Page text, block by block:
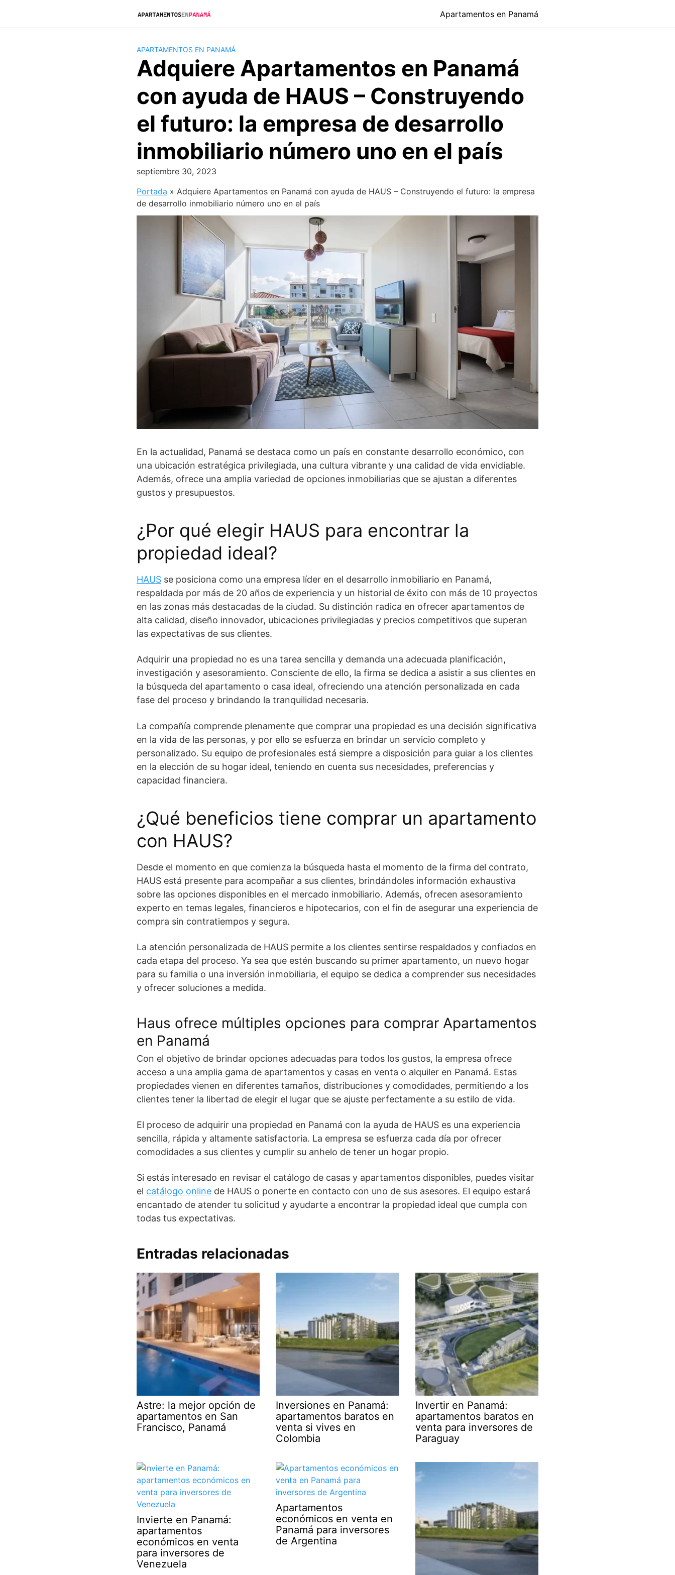
contenido
Apartamentos en Panamá
APARTAMENTOS EN PANAMÁ
Adquiere Apartamentos en Panamá
con ayuda de HAUS – Construyendo
el futuro: la empresa de desarrollo
inmobiliario número uno en el país
septiembre 30, 2023
Portada » Adquiere Apartamentos en Panamá con ayuda de HAUS – Construyendo el futuro: la empresa
de desarrollo inmobiliario número uno en el país
En la actualidad, Panamá se destaca como un país en constante desarrollo económico, con
una ubicación estratégica privilegiada, una cultura vibrante y una calidad de vida envidiable.
Además, ofrece una amplia variedad de opciones inmobiliarias que se ajustan a diferentes
gustos y presupuestos.
¿Por qué elegir HAUS para encontrar la
propiedad ideal?
HAUS se posiciona como una empresa líder en el desarrollo inmobiliario en Panamá,
respaldada por más de 20 años de experiencia y un historial de éxito con más de 10 proyectos
en las zonas más destacadas de la ciudad. Su distinción radica en ofrecer apartamentos de
alta calidad, diseño innovador, ubicaciones privilegiadas y precios competitivos que superan
las expectativas de sus clientes.
Adquirir una propiedad no es una tarea sencilla y demanda una adecuada planificación,
investigación y asesoramiento. Consciente de ello, la firma se dedica a asistir a sus clientes en
la búsqueda del apartamento o casa ideal, ofreciendo una atención personalizada en cada
fase del proceso y brindando la tranquilidad necesaria.
La compañía comprende plenamente que comprar una propiedad es una decisión significativa
en la vida de las personas, y por ello se esfuerza en brindar un servicio completo y
personalizado. Su equipo de profesionales está siempre a disposición para guiar a los clientes
en la elección de su hogar ideal, teniendo en cuenta sus necesidades, preferencias y
capacidad financiera.
¿Qué beneficios tiene comprar un apartamento
con HAUS?
Desde el momento en que comienza la búsqueda hasta el momento de la firma del contrato,
HAUS está presente para acompañar a sus clientes, brindándoles información exhaustiva
sobre las opciones disponibles en el mercado inmobiliario. Además, ofrecen asesoramiento
experto en temas legales, financieros e hipotecarios, con el fin de asegurar una experiencia de
compra sin contratiempos y segura.
La atención personalizada de HAUS permite a los clientes sentirse respaldados y confiados en
cada etapa del proceso. Ya sea que estén buscando su primer apartamento, un nuevo hogar
para su familia o una inversión inmobiliaria, el equipo se dedica a comprender sus necesidades
y ofrecer soluciones a medida.
Haus ofrece múltiples opciones para comprar Apartamentos
en Panamá
Con el objetivo de brindar opciones adecuadas para todos los gustos, la empresa ofrece
acceso a una amplia gama de apartamentos y casas en venta o alquiler en Panamá. Estas
propiedades vienen en diferentes tamaños, distribuciones y comodidades, permitiendo a los
clientes tener la libertad de elegir el lugar que se ajuste perfectamente a su estilo de vida.
El proceso de adquirir una propiedad en Panamá con la ayuda de HAUS es una experiencia
sencilla, rápida y altamente satisfactoria. La empresa se esfuerza cada día por ofrecer
comodidades a sus clientes y cumplir su anhelo de tener un hogar propio.
Si estás interesado en revisar el catálogo de casas y apartamentos disponibles, puedes visitar
el catálogo online de HAUS o ponerte en contacto con uno de sus asesores. El equipo estará
encantado de atender tu solicitud y ayudarte a encontrar la propiedad ideal que cumpla con
todas tus expectativas.
Entradas relacionadas
Astre: la mejor opción de
apartamentos en San
Francisco, Panamá
Inversiones en Panamá:
apartamentos baratos en
venta si vives en
Colombia
Invertir en Panamá:
apartamentos baratos en
venta para inversores de
Paraguay
Invierte en Panamá:
apartamentos
económicos en venta
para inversores de
Venezuela
Apartamentos
económicos en venta en
Panamá para inversores
de Argentina